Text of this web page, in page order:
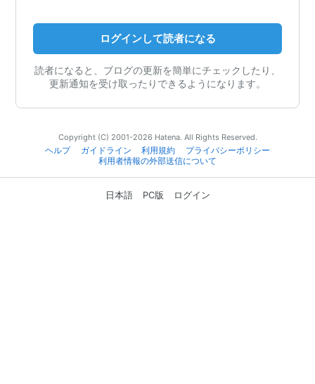
ログインして読者になる
読者になると、ブログの更新を簡単にチェックしたり、
更新通知を受け取ったりできるようになります。
Copyright (C) 2001-2026 Hatena. All Rights Reserved.
ヘルプ
ガイドライン 利用規約
プライバシーポリシー
利用者情報の外部送信について
日本語 PC版 ログイン